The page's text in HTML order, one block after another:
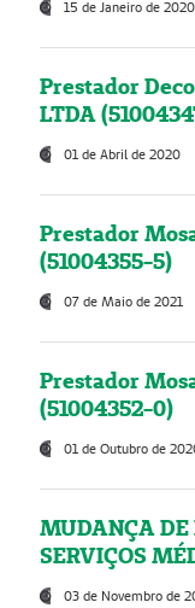
15 de Janeiro de 2020
Prestador
LTDA
01 de Abril de 2020
Prestador
(51004355-5)
07 de Maio de 2021
Prestador
(51004352-0)
01 de Outubro de
MUDANÇA DE
SERVIÇOS
03 de Novembro de